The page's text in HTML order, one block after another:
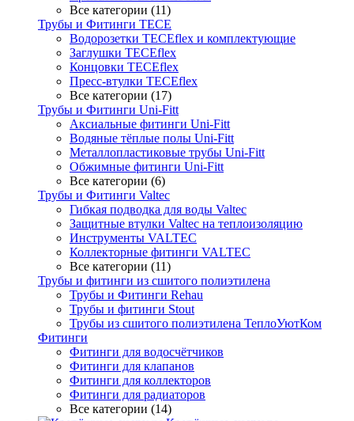
Все категории (11)
Трубы и Фитинги TECE
Водорозетки TECEflex и комплектующие
Заглушки TECEflex
Концовки TECEflex
Пресс-втулки TECEflex
Все категории (17)
Трубы и Фитинги Uni-Fitt
Аксиальные фитинги Uni-Fitt
Водяные тёплые полы Uni-Fitt
Металлопластиковые трубы Uni-Fitt
Обжимные фитинги Uni-Fitt
Все категории (6)
Трубы и Фитинги Valtec
Гибкая подводка для воды Valtec
Защитные втулки Valtec на теплоизоляцию
Инструменты VALTEC
Коллекторные фитинги VALTEC
Все категории (11)
Трубы и фитинги из сшитого полиэтилена
Трубы и Фитинги Rehau
Трубы и фитинги Stout
Трубы из сшитого полиэтилена ТеплоУютКом
Фитинги
Фитинги для водосчётчиков
Фитинги для клапанов
Фитинги для коллекторов
Фитинги для радиаторов
Все категории (14)